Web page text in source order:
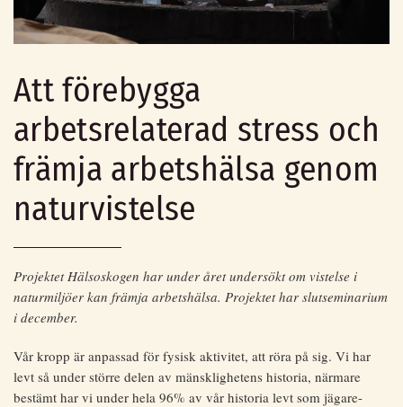
Att förebygga
arbetsrelaterad stress och
främja arbetshälsa genom
naturvistelse
Projektet Hälsoskogen har under året undersökt om vistelse i
naturmiljöer kan främja arbetshälsa. Projektet har slutseminarium
i december.
Vår kropp är anpassad för fysisk aktivitet, att röra på sig. Vi har
levt så under större delen av mänsklighetens historia, närmare
bestämt har vi under hela 96% av vår historia levt som jägare-